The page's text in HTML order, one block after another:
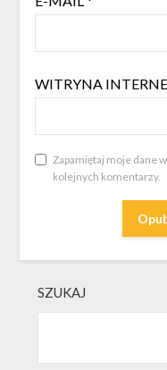
WITRYNA
Zapamiętaj moje dane
kolejnych komentarzy.
SZUKAJ